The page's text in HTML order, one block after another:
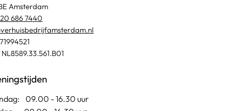
Amsterdam
686 7440
09.00 - 16.30 uur